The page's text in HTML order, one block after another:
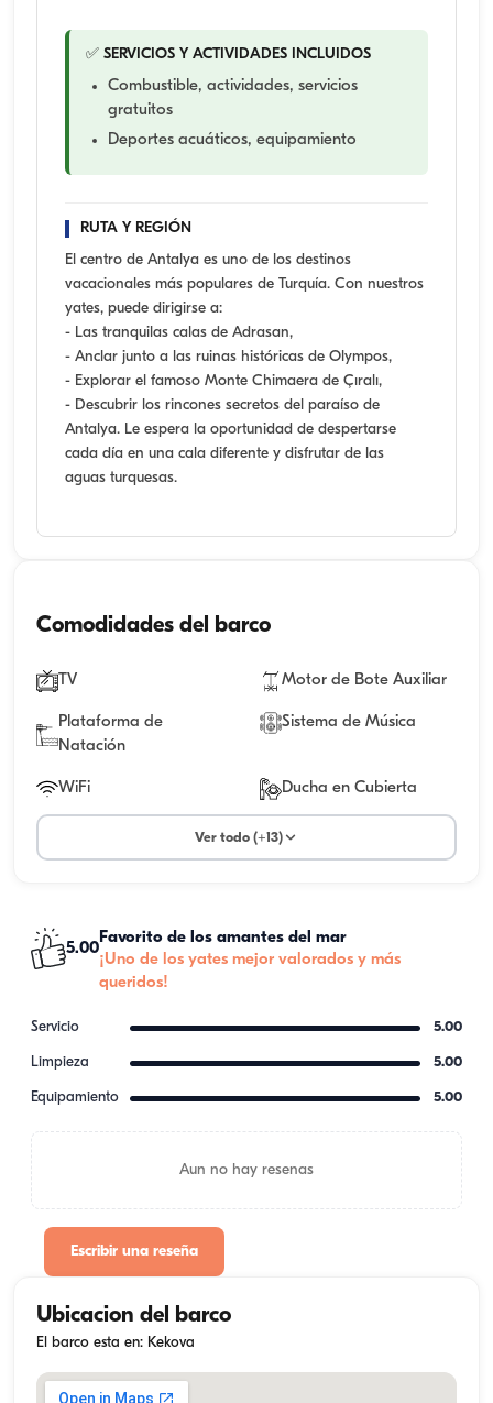
✅ SERVICIOS Y ACTIVIDADES INCLUIDOS
Combustible, actividades, servicios
gratuitos
Deportes acuáticos, equipamiento
RUTA Y REGIÓN
El centro de Antalya es uno de los destinos
vacacionales más populares de Turquía. Con nuestros
yates, puede dirigirse a:
- Las tranquilas calas de Adrasan,
- Anclar junto a las ruinas históricas de Olympos,
- Explorar el famoso Monte Chimaera de Çıralı,
- Descubrir los rincones secretos del paraíso de
Antalya. Le espera la oportunidad de despertarse
cada día en una cala diferente y disfrutar de las
aguas turquesas.
Comodidades del barco
TV Motor de Bote Auxiliar
Plataforma de
Natación
Sistema de Música
WiFi Ducha en Cubierta
Ver todo (+13)
5.00
Favorito de los amantes del mar
¡Uno de los yates mejor valorados y más
queridos!
Servicio 5.00
Limpieza 5.00
Equipamiento 5.00
Aun no hay resenas
Escribir una reseña
Ubicacion del barco
El barco esta en: Kekova